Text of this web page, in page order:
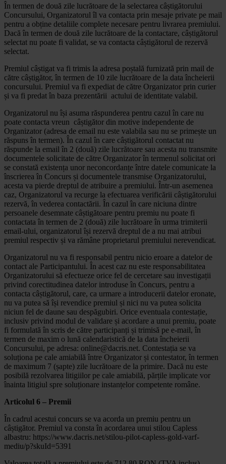
În termen de două zile lucrătoare de la selectarea câștigătorului
Concursului, Organizatorul îl va contacta prin mesaje private pe mail
pentru a obține detaliile complete necesare pentru livrarea premiului.
Dacă în termen de două zile lucrătoare de la contactare, câștigătorul
selectat nu poate fi validat, se va contacta câștigătorul de rezervă
selectat.
Premiul câștigat va fi trimis la adresa poștală furnizată prin mail de
către câștigător, în termen de 10 zile lucrătoare de la data încheierii
concursului. Premiul va fi expediat de către Organizator prin curier
și va fi predat în baza prezentării actului de identitate valabil.
Organizatorul nu își asuma răspunderea pentru cazul în care nu
poate contacta vreun câștigător din motive independente de
Organizator (adresa de email nu este valabila sau nu se primește un
răspuns în termen). În cazul în care câștigătorul contactat nu
răspunde la email în 2 (două) zile lucrătoare sau acesta nu transmite
documentele solicitate de către Organizator în termenul solicitat ori
se constată existența unor neconcordanțe între datele comunicate la
înscrierea în Concurs și documentele transmise Organizatorului,
acesta va pierde dreptul de atribuire a premiului. Într-un asemenea
caz, Organizatorul va recurge la efectuarea verificării câștigătorului
rezervă, în vederea contactării. În cazul în care niciuna dintre
persoanele desemnate câștigătoare pentru premiu nu poate fi
contactata în termen de 2 (două) zile lucrătoare în urma trimiterii
email-ului, organizatorul își rezervă dreptul de a nu mai atribui
premiul respectiv și va rămâne proprietarul premiului nerevendicat.
Organizatorul nu va fi responsabil pentru nicio eroare a datelor de
contact ale Participantului. În acest caz nu este responsabilitatea
Organizatorului să efectueze orice fel de cercetare sau investigații
privind corectitudinea datelor introduse în Concurs, pentru a
contacta câștigătorul, care, ca urmare a introducerii datelor eronate,
nu va putea să își revendice premiul și nici nu va putea solicita
niciun fel de daune sau despăgubiri. Orice eventuala contestație,
inclusiv privind modul de validare și acordare a unui premiu, poate
fi formulată în scris de către participanți și trimisă pe e-mail, în
termen de maxim o lună calendaristică de la data încheierii
Concursului, pe adresa: online@dacris.net. Contestația se va
soluționa pe cale amiabilă între Organizator și contestator, în termen
de maximum 7 (șapte) zile lucrătoare de la primire. Dacă nu este
posibilă rezolvarea litigiilor pe cale amiabilă, părțile implicate vor
înainta litigiul spre soluționare instanțelor competente române.
Articolul 6 – Premii
În cadrul acestui concurs se va acorda un premiu pentru un
câștigător. Premiul va consta în acordarea unui stilou Capless
albastru: https://www.dacris.net/stilou-pilot-capless-gold-varf-
mediu/p?skuId=5391